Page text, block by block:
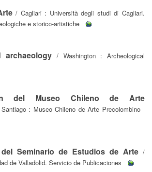
/ Cagliari : Università degli studi di Cagliari.
e storico-artistiche
archaeology / Washington : Archeological
del Museo Chileno de Arte
: Museo Chileno de Arte Precolombino
Seminario de Estudios de Arte /
de Valladolid. Servicio de Publicaciones